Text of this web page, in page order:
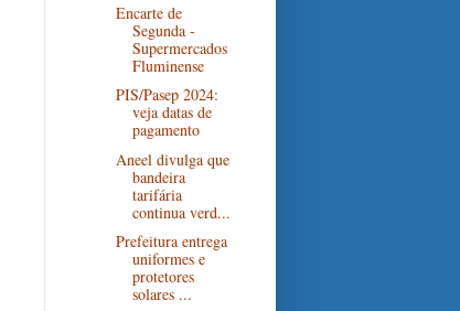
Encarte de
Segunda -
Supermercados
Fluminense
PIS/Pasep 2024:
veja datas de
pagamento
Aneel divulga que
bandeira
tarifária
continua verd...
Prefeitura entrega
uniformes e
protetores
solares ...